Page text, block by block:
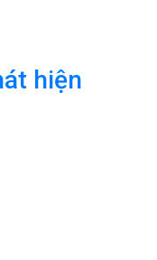
hiện